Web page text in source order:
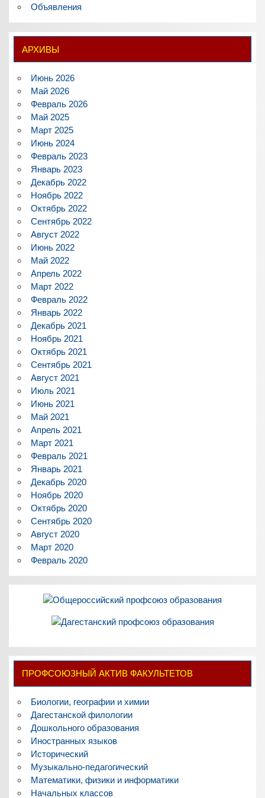
Объявления
АРХИВЫ
Июнь 2026
Май 2026
Февраль 2026
Май 2025
Март 2025
Июнь 2024
Февраль 2023
Январь 2023
Декабрь 2022
Ноябрь 2022
Октябрь 2022
Сентябрь 2022
Август 2022
Июнь 2022
Май 2022
Апрель 2022
Март 2022
Февраль 2022
Январь 2022
Декабрь 2021
Ноябрь 2021
Октябрь 2021
Сентябрь 2021
Август 2021
Июль 2021
Июнь 2021
Май 2021
Апрель 2021
Март 2021
Февраль 2021
Январь 2021
Декабрь 2020
Ноябрь 2020
Октябрь 2020
Сентябрь 2020
Август 2020
Март 2020
Февраль 2020
ПРОФСОЮЗНЫЙ АКТИВ ФАКУЛЬТЕТОВ
Биологии, географии и химии
Дагестанской филологии
Дошкольного образования
Иностранных языков
Исторический
Музыкально-педагогический
Математики, физики и информатики
Начальных классов